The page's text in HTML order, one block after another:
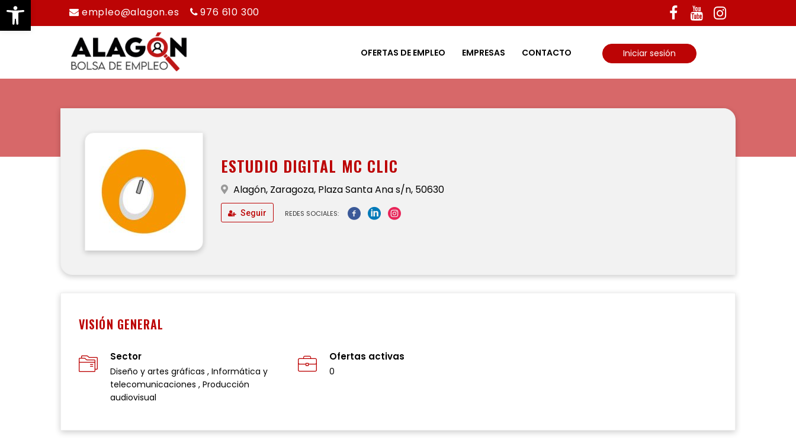
empleo@alagon.es 976 610 300
Iniciar sesión
OFERTAS DE EMPLEO EMPRESAS CONTACTO
ESTUDIO DIGITAL MC CLIC
Alagón, Zaragoza, Plaza Santa Ana s/n, 50630
Seguir REDES SOCIALES:
VISIÓN GENERAL
Sector
Diseño y artes gráficas , Informática y
telecomunicaciones , Producción
audiovisual
Ofertas activas
0